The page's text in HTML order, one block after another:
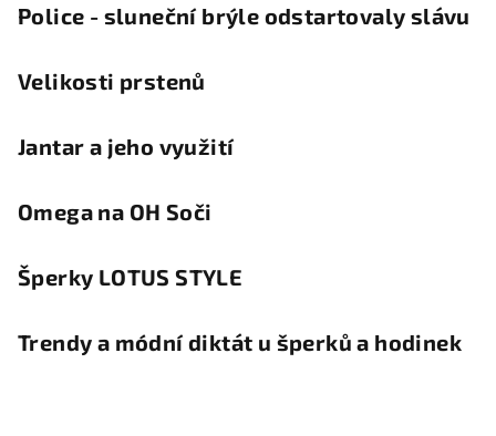
Police - sluneční brýle odstartovaly slávu
Velikosti prstenů
Jantar a jeho využití
Omega na OH Soči
Šperky LOTUS STYLE
Trendy a módní diktát u šperků a hodinek